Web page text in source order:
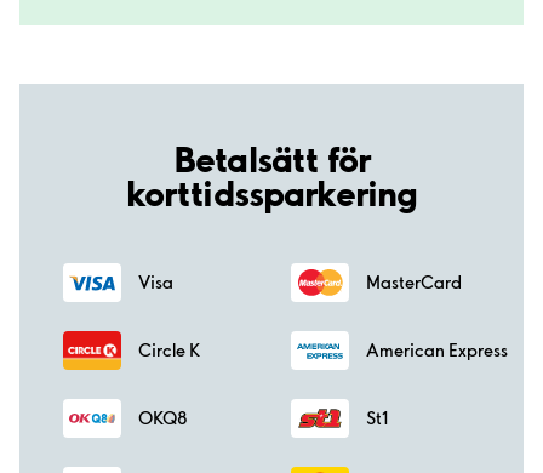
Betalsätt för
korttidssparkering
Visa MasterCard
Circle K American Express
OKQ8 St1